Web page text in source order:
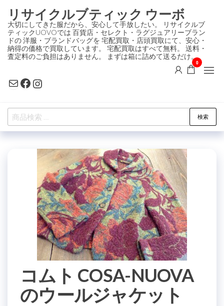
ン
テ
ン
ツ
プ
リサイクルブティック ウーボ
大切にしてきた服だから、安心して手放したい。 リサイクルブ
ティックUOVOでは 百貨店・セレクト・ラグジュアリーブラン
ドの 洋服・ブランドバッグを 宅配買取・店頭買取にて、安心・
納得の価格で買取しています。 宅配買取はすべて無料。 送料・
査定料のご負担はありません。 まずは箱に詰めて送るだけ。
MailFacebook
Instagram
0
検
索
検索
コムト COSA-NUOVA
のウールジャケット